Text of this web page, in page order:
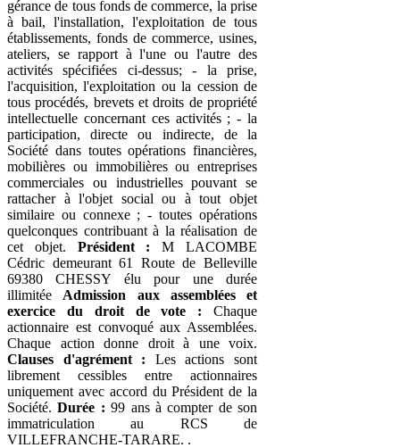
gérance de tous fonds de commerce, la prise
à bail, l'installation, l'exploitation de tous
établissements, fonds de commerce, usines,
ateliers, se rapport à l'une ou l'autre des
activités spécifiées ci-dessus; - la prise,
l'acquisition, l'exploitation ou la cession de
tous procédés, brevets et droits de propriété
intellectuelle concernant ces activités ; - la
participation, directe ou indirecte, de la
Société dans toutes opérations financières,
mobilières ou immobilières ou entreprises
commerciales ou industrielles pouvant se
rattacher à l'objet social ou à tout objet
similaire ou connexe ; - toutes opérations
quelconques contribuant à la réalisation de
cet objet. Président : M LACOMBE
Cédric demeurant 61 Route de Belleville
69380 CHESSY élu pour une durée
illimitée Admission aux assemblées et
exercice du droit de vote : Chaque
actionnaire est convoqué aux Assemblées.
Chaque action donne droit à une voix.
Clauses d'agrément : Les actions sont
librement cessibles entre actionnaires
uniquement avec accord du Président de la
Société.Durée : 99 ans à compter de son
immatriculation au RCS de
VILLEFRANCHE-TARARE. .